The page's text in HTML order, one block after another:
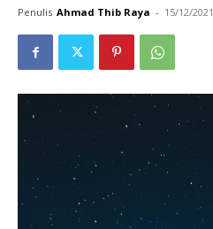
Penulis Ahmad Thib Raya - 15/12/2021